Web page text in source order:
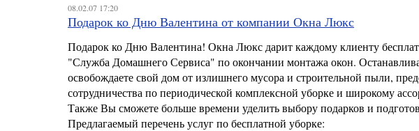
08.02.07 17:20
Подарок ко Дню Валентина от компании Окна Люкс
Подарок ко Дню Валентина! Окна Люкс дарит каждому клиенту
"Служба Домашнего Сервиса" по окончании монтажа окон.
освобождаете свой дом от излишнего мусора и строительной пыли,
сотрудничества по периодической комплексной уборке и широкому
Также Вы сможете больше времени уделить выбору подарков и
Предлагаемый перечень услуг по бесплатной уборке: